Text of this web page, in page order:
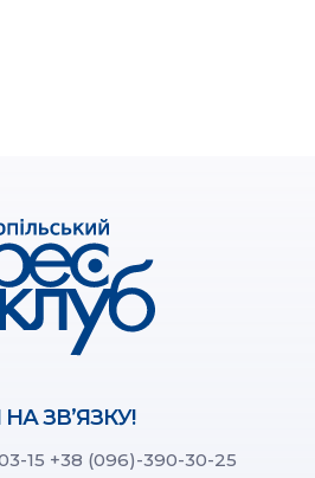
ЗВ’ЯЗКУ!
15 +38 (096)-390-30-25